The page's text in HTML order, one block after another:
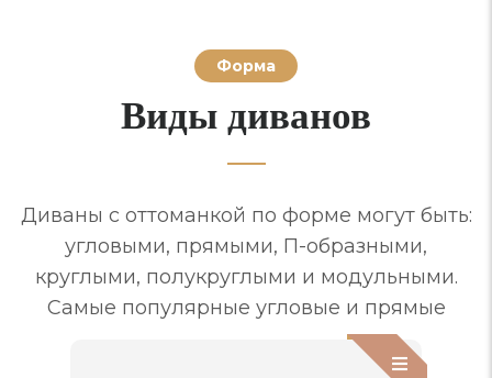
Форма
Виды диванов
Диваны с оттоманкой по форме могут быть:
угловыми, прямыми, П-образными,
круглыми, полукруглыми и модульными.
Самые популярные угловые и прямые